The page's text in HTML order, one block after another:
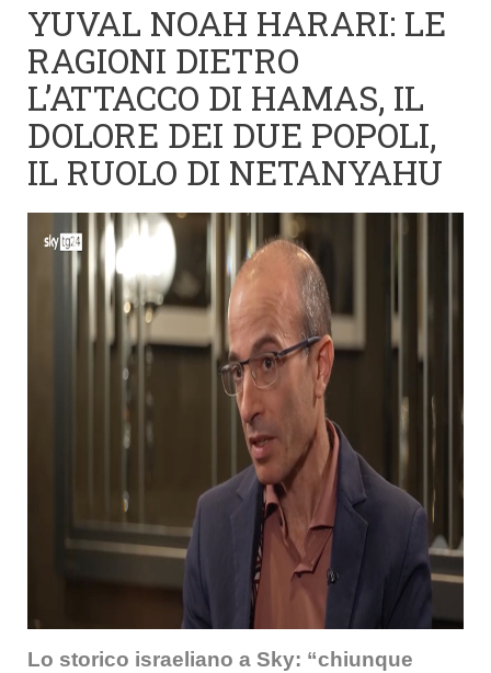
YUVAL NOAH HARARI: LE
RAGIONI DIETRO
L’ATTACCO DI HAMAS, IL
DOLORE DEI DUE POPOLI,
IL RUOLO DI NETANYAHU
Lo storico israeliano a Sky: “chiunque